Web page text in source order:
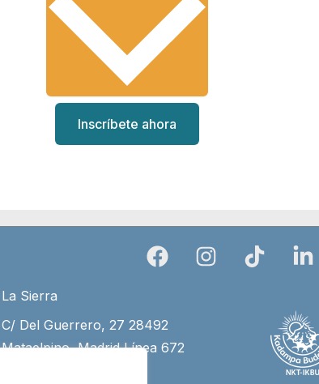
Inscríbete ahora
La Sierra
C/ Del Guerrero, 27 28492
Mataelpino, Madrid Línea 672